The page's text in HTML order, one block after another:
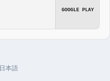
GOOGLE PLAY
日本語